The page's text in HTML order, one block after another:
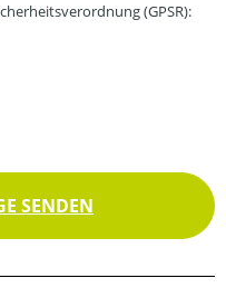
(GPSR):
SENDEN